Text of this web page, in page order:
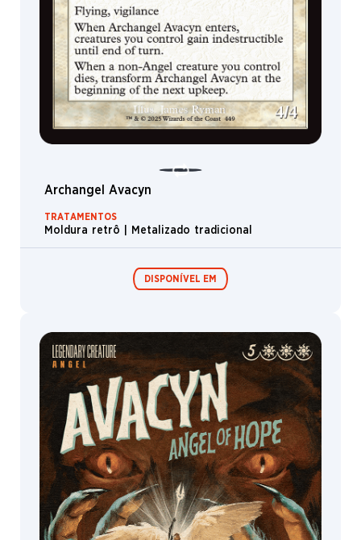
Archangel Avacyn
TRATAMENTOS
Moldura retrô | Metalizado tradicional
DISPONÍVEL EM
Boosters de
Jogo
Boosters de
Colecionador